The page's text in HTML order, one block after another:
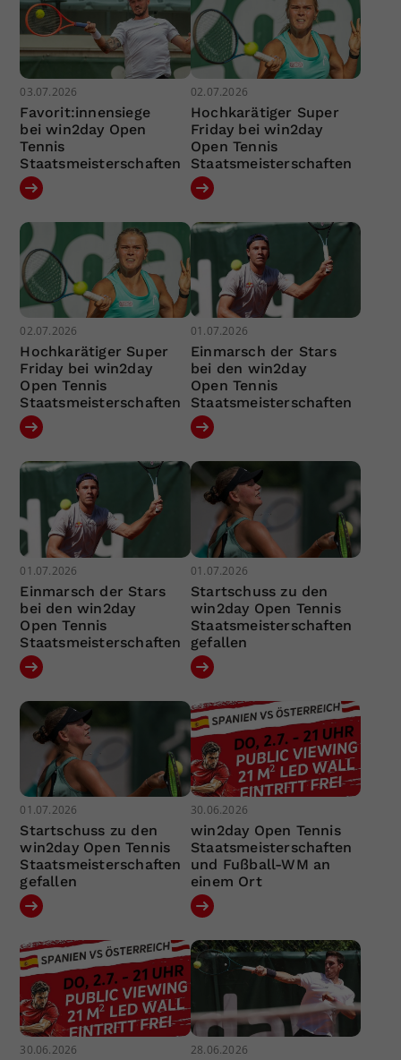
03.07.2026
Favorit:innensiege
bei win2day Open
Tennis
Staatsmeisterschaften
02.07.2026
Hochkarätiger Super
Friday bei win2day
Open Tennis
Staatsmeisterschaften
02.07.2026
Hochkarätiger Super
Friday bei win2day
Open Tennis
Staatsmeisterschaften
01.07.2026
Einmarsch der Stars
bei den win2day
Open Tennis
Staatsmeisterschaften
01.07.2026
Einmarsch der Stars
bei den win2day
Open Tennis
Staatsmeisterschaften
01.07.2026
Startschuss zu den
win2day Open Tennis
Staatsmeisterschaften
gefallen
01.07.2026
Startschuss zu den
win2day Open Tennis
Staatsmeisterschaften
gefallen
30.06.2026
win2day Open Tennis
Staatsmeisterschaften
und Fußball-WM an
einem Ort
30.06.2026 28.06.2026